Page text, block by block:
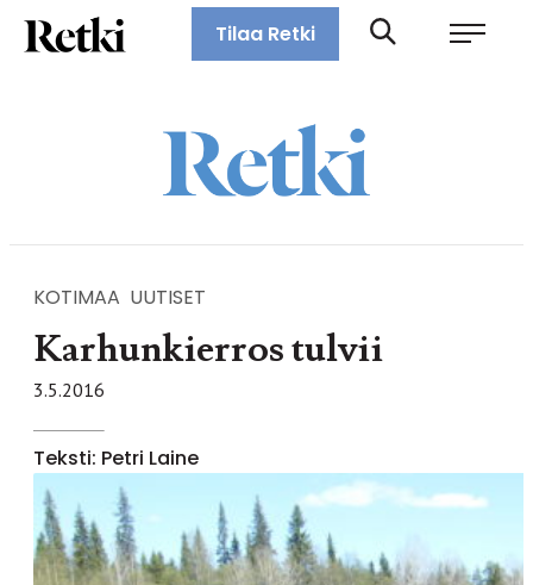
Siirry
suoraan
Retki-lehti
Tilaa Retki
KOTIMAA UUTISET
Karhunkierros tulvii
3.5.2016
Teksti: Petri Laine